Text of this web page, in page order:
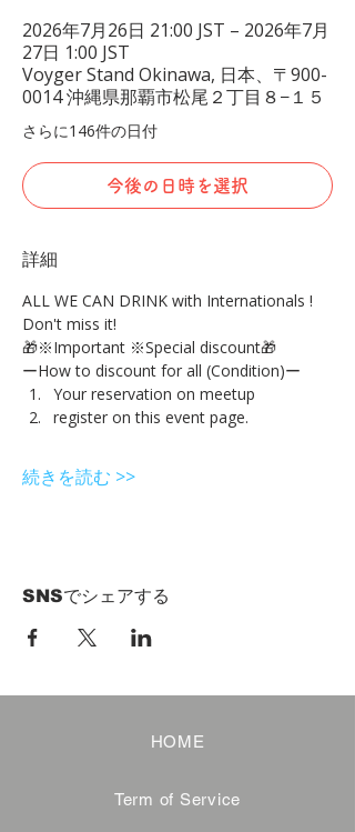
2026年7月26日 21:00 JST – 2026年7月
27日 1:00 JST
Voyger Stand Okinawa, 日本、〒900-
0014 沖縄県那覇市松尾２丁目８−１５
さらに146件の日付
今後の日時を選択
詳細
ALL WE CAN DRINK with Internationals !
Don't miss it!
🎁※Important ※Special discount🎁
ーHow to discount for all (Condition)ー
Your reservation on meetup
register on this event page.
続きを読む >>
SNSでシェアする
HOME
Term of Service